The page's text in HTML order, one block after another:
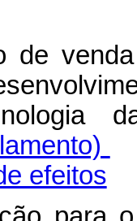
de
efeitos